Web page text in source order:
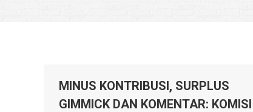
MINUS KONTRIBUSI, SURPLUS
GIMMICK DAN KOMENTAR: KOMISI